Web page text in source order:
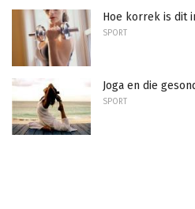
Hoe korrek is dit
SPORT
Joga en die
SPORT